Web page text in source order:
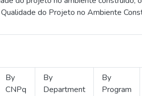
do Projeto no Ambiente
By
CNPq
By
Department
By
Program